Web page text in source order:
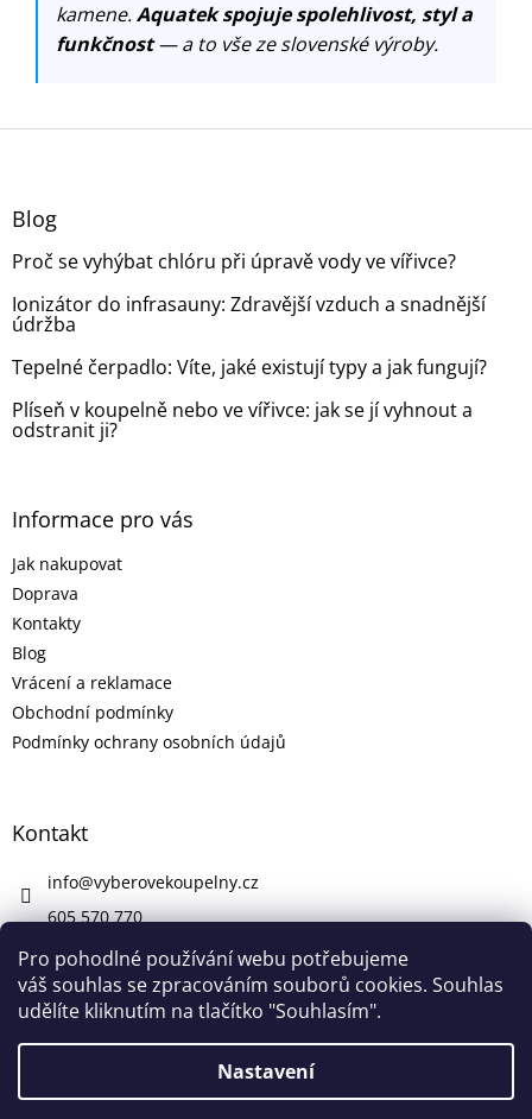
Pro pohodlné používání webu potřebujeme
váš souhlas se zpracováním souborů cookies. Souhlas
udělíte kliknutím na tlačítko "Souhlasím".
Nastavení
kamene.Aquatek spojuje spolehlivost, styl a
funkčnost— a to vše ze slovenské výroby.
Z
Blog
Proč se vyhýbat chlóru při úpravě vody ve vířivce?
Ionizátor do infrasauny: Zdravější vzduch a snadnější
údržba
Tepelné čerpadlo: Víte, jaké existují typy a jak fungují?
Plíseň v koupelně nebo ve vířivce: jak se jí vyhnout a
odstranit ji?
Informace pro vás
Jak nakupovat
Doprava
Kontakty
Blog
Vrácení a reklamace
Obchodní podmínky
Podmínky ochrany osobních údajů
Kontakt
info@vyberovekoupelny.cz
605 570 770
https://www.facebook.com/vyberovekoupelny/